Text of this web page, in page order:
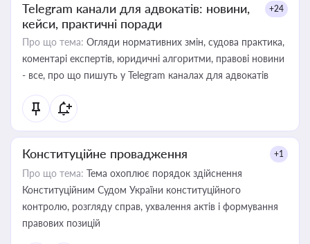
Telegram канали для адвокатів: новини,
кейси, практичні поради
+24
Про що тема: Огляди нормативних змін, судова практика,
коментарі експертів, юридичні алгоритми, правові новини
- все, про що пишуть у Telegram каналах для адвокатів
Конституційне провадження +1
Про що тема: Тема охоплює порядок здійснення
Конституційним Судом України конституційного
контролю, розгляду справ, ухвалення актів і формування
правових позицій